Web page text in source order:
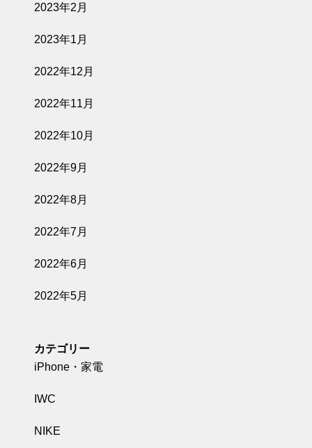
2023年2月
2023年1月
2022年12月
2022年11月
2022年10月
2022年9月
2022年8月
2022年7月
2022年6月
2022年5月
カテゴリー
iPhone・家電
IWC
NIKE